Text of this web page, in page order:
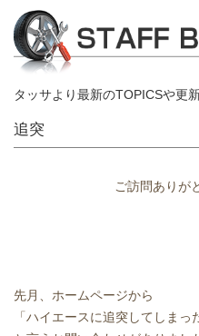
タッサより最新のTOPICSや更
追突
ご訪問ありが
先月、ホームページから
「ハイエースに追突してしまっ